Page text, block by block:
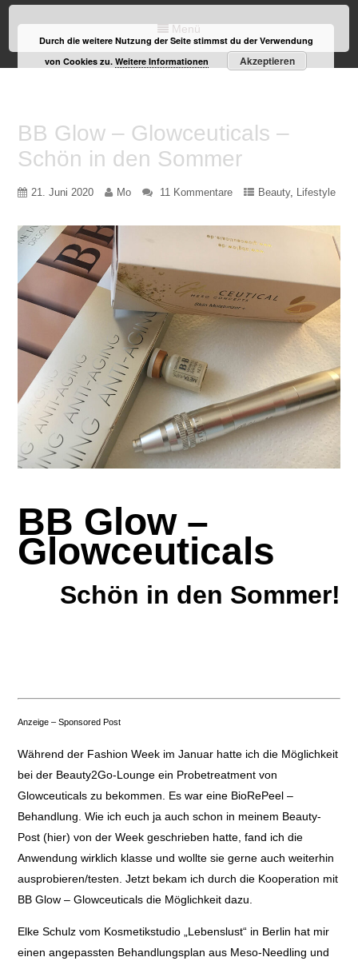
Menü
BB Glow – Glowceuticals –
Schön in den Sommer
21. Juni 2020 Mo 11 Kommentare Beauty, Lifestyle
BB Glow –
Glowceuticals
Schön in den Sommer!
Anzeige – Sponsored Post
Während der Fashion Week im Januar hatte ich die Möglichkeit
bei der Beauty2Go-Lounge ein Probetreatment von
Glowceuticals zu bekommen. Es war eine BioRePeel –
Behandlung. Wie ich euch ja auch schon in meinem Beauty-
Post (hier) von der Week geschrieben hatte, fand ich die
Anwendung wirklich klasse und wollte sie gerne auch weiterhin
ausprobieren/testen. Jetzt bekam ich durch die Kooperation mit
BB Glow – Glowceuticals die Möglichkeit dazu.
Elke Schulz vom Kosmetikstudio„Lebenslust“in Berlin hat mir
einen angepassten Behandlungsplan aus Meso-Needling und
Durch die weitere Nutzung der Seite stimmst du der Verwendung
von Cookies zu.Weitere Informationen Akzeptieren